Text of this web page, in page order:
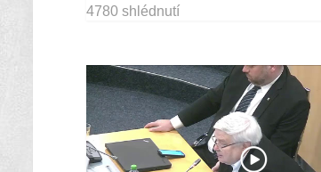
4780 shlédnutí